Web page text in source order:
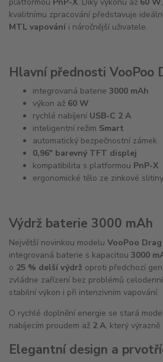
kvalitnímu zpracování představuje
MTL vapování i náročnější uživatele.
Hlavní přednosti VooPoo
integrovaná baterie 3000 mAh
výkon až 60 W
rychlé nabíjení USB-C 2 A
inteligentní režim Smart
automatický bezpečnostní zámek
0,96" barevný TFT displej
kompatibilita s platformou PnP-X
ergonomické tělo ze zinkové
Výdrž baterie 3000 mAh
Největší novinkou modelu VooPoo
integrovaná baterie s kapacitou 3000
o 25 % delší výdrž oproti předchozí
zvládne zařízení bez problémů
stabilní výkon i při intenzivním vapování.
O rychlé doplnění energie se stará
nabíjecím proudem až 2 A, který
Elegantní design a